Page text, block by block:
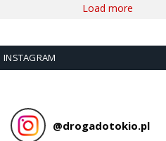
Load more
INSTAGRAM
@drogadotokio.pl